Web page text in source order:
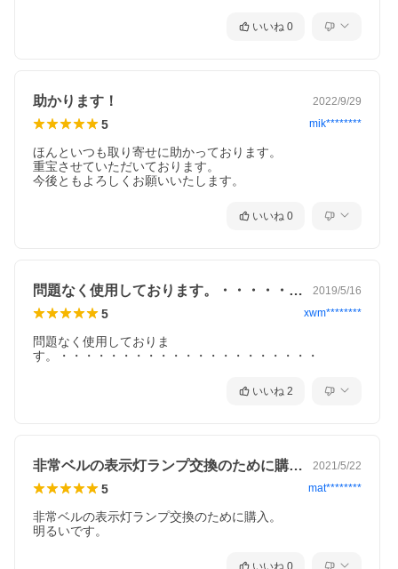
いいね 0
助かります！ 2022/9/29
5 mik********
ほんといつも取り寄せに助かっております。
重宝させていただいております。
今後ともよろしくお願いいたします。
いいね 0
問題なく使用しております。・・・・・・… 2019/5/16
5 xwm********
問題なく使用しておりま
す。・・・・・・・・・・・・・・・・・・・・・
いいね 2
非常ベルの表示灯ランプ交換のために購入… 2021/5/22
5 mat********
非常ベルの表示灯ランプ交換のために購入。
明るいです。